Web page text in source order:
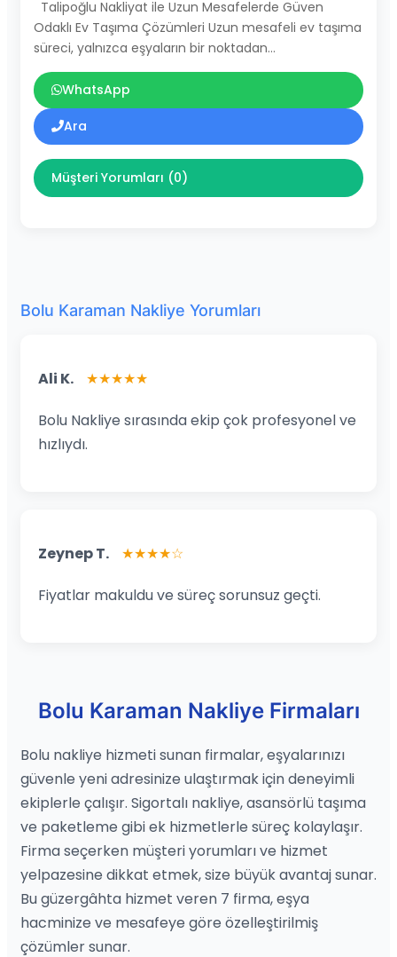
Talipoğlu Nakliyat ile Uzun Mesafelerde Güven
Odaklı Ev Taşıma Çözümleri Uzun mesafeli ev taşıma
süreci, yalnızca eşyaların bir noktadan…
WhatsApp
Ara
Müşteri Yorumları (0)
Bolu Karaman Nakliye Yorumları
Ali K. ★★★★★
Bolu Nakliye sırasında ekip çok profesyonel ve
hızlıydı.
Zeynep T. ★★★★☆
Fiyatlar makuldu ve süreç sorunsuz geçti.
Bolu Karaman Nakliye Firmaları
Bolu nakliye hizmeti sunan firmalar, eşyalarınızı
güvenle yeni adresinize ulaştırmak için deneyimli
ekiplerle çalışır. Sigortalı nakliye, asansörlü taşıma
ve paketleme gibi ek hizmetlerle süreç kolaylaşır.
Firma seçerken müşteri yorumları ve hizmet
yelpazesine dikkat etmek, size büyük avantaj sunar.
Bu güzergâhta hizmet veren 7 firma, eşya
hacminize ve mesafeye göre özelleştirilmiş
çözümler sunar.